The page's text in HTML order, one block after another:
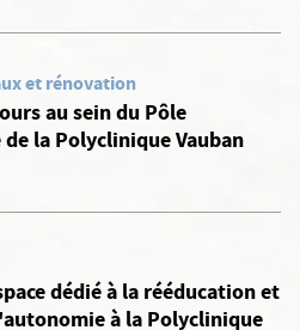
et rénovation
au sein du Pôle
la Polyclinique Vauban
dédié à la rééducation et
à la Polyclinique